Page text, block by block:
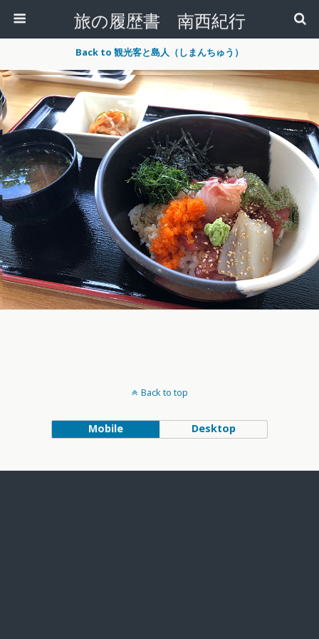
旅の履歴書 南西紀行
Back to 観光客と島人（しまんちゅう）
Back to top
Mobile Desktop